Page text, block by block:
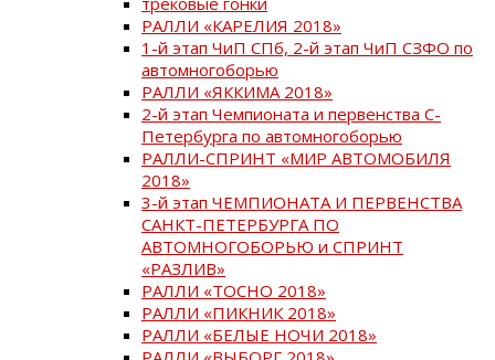
РАЛЛИ «КАРЕЛИЯ 2018»
1-й этап ЧиП СПб, 2-й этап ЧиП СЗФО по
автомногоборью
РАЛЛИ «ЯККИМА 2018»
2-й этап Чемпионата и первенства С-
Петербурга по автомногоборью
РАЛЛИ-СПРИНТ «МИР АВТОМОБИЛЯ
2018»
3-й этап ЧЕМПИОНАТА И ПЕРВЕНСТВА
САНКТ-ПЕТЕРБУРГА ПО
АВТОМНОГОБОРЬЮ и СПРИНТ
«РАЗЛИВ»
РАЛЛИ «ТОСНО 2018»
РАЛЛИ «ПИКНИК 2018»
РАЛЛИ «БЕЛЫЕ НОЧИ 2018»